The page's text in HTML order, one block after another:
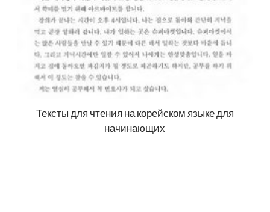
Тексты для чтения на корейском языке для
начинающих